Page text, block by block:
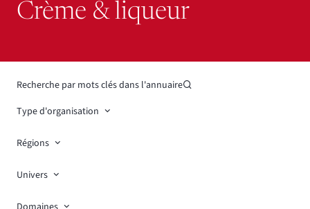
Crème & liqueur
Recherche par mots clés dans l'annuaire
Type d'organisation
Régions
Univers